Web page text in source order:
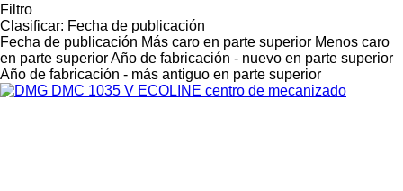
Filtro
Clasificar: Fecha de publicación
Fecha de publicación Más caro en parte superior Menos caro
en parte superiorAño de fabricación - nuevo en parte superior
Año de fabricación - más antiguo en parte superior